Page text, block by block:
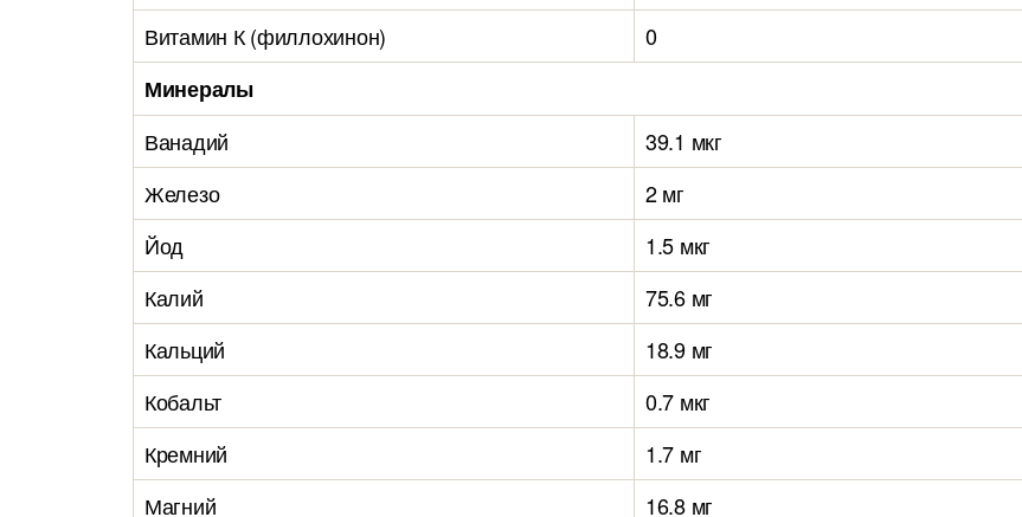
Витамин К (филлохинон)
0
Минералы
Ванадий
39.1 мкг
Железо
2 мг
Йод
1.5 мкг
Калий
75.6 мг
Кальций
18.9 мг
Кобальт
0.7 мкг
Кремний
1.7 мг
Магний
16.8 мг